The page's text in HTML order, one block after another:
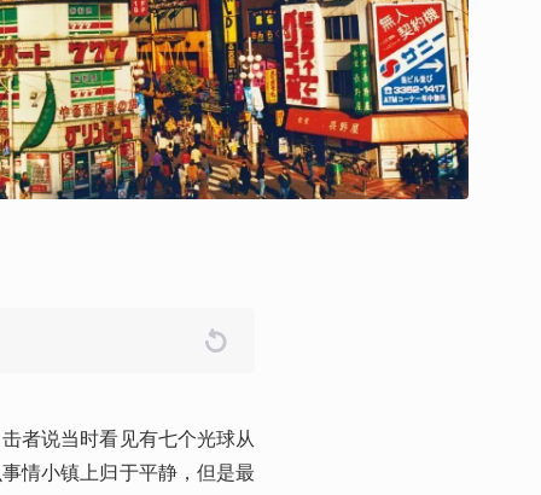
者说当时看见有七个光球从
情小镇上归于平静，但是最